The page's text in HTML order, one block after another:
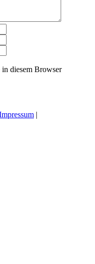
diesem Browser
|